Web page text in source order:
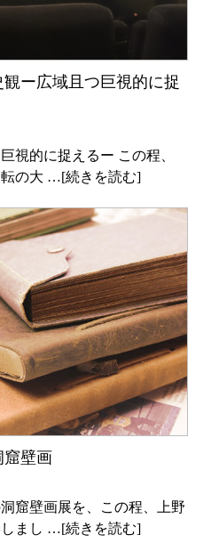
ー広域且つ巨視的に捉
視的に捉えるー この程、
の大 …[続きを読む]
窟壁画
窟壁画展を、この程、上野
まし …[続きを読む]